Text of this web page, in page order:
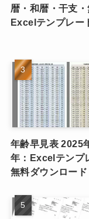
暦・和暦・干支
Excelテンプレー
年齢早見表 2025
年：Excelテンプ
無料ダウンロード